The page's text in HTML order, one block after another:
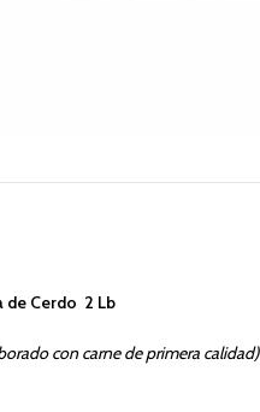
de Cerdo 2 Lb
con carne de primera calidad)